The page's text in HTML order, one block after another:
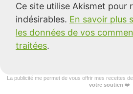
Ce site utilise Akismet pour
indésirables. En savoir plus
les données de vos
traitées.
La publicité me permet de vous offrir mes recettes
votre soutien ❤️